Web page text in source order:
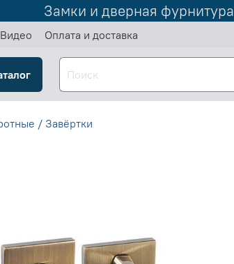
Замки и дверная фурнитура
Видео Оплата и доставка
/ Завёртки